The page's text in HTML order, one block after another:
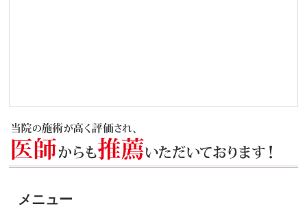
メニュー